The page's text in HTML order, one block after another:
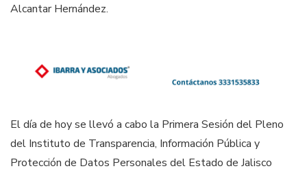
Alcantar Hernández.
El día de hoy se llevó a cabo la Primera Sesión del Pleno
del Instituto de Transparencia, Información Pública y
Protección de Datos Personales del Estado de Jalisco